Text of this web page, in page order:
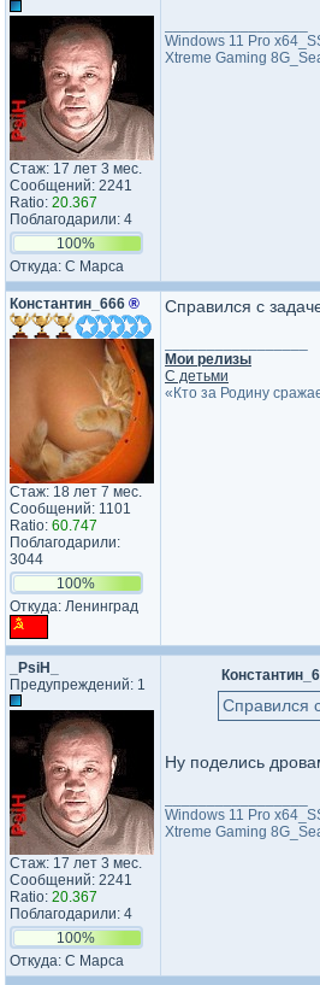
Стаж: 17 лет 3 мес.
Сообщений: 2241
Ratio: 20.367
Поблагодарили: 4
100%
Откуда: С Марса
Windows 11 Pro
Xtreme Gaming
Константин_666 ®
Стаж: 18 лет 7 мес.
Сообщений: 1101
Ratio: 60.747
Поблагодарили:
3044
100%
Откуда: Ленинград
Справился с
Мои релизы
С детьми
«Кто за Родину
_PsiH_
Предупреждений: 1
Стаж: 17 лет 3 мес.
Сообщений: 2241
Ratio: 20.367
Поблагодарили: 4
100%
Откуда: С Марса
Справился
Ну поделись
Windows 11 Pro
Xtreme Gaming